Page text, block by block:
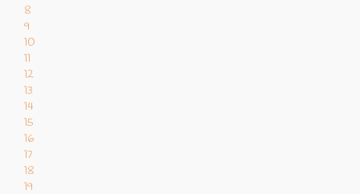
8
9
10
11
12
13
14
15
16
17
18
19